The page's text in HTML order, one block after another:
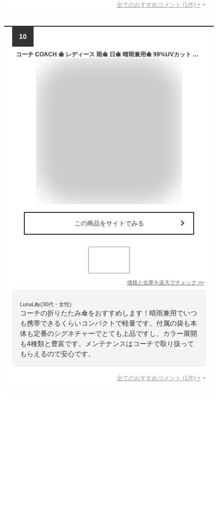
全てのおすすめコメント (1 件) >
10
コーチ COACH 傘 レディース 雨傘 日傘 晴雨兼用傘 99%UVカット 折りたたみ傘 かさ カサ ブラック 黒 ピンク C4322 ブランド 人気
この商品をサイトでみる
価格と在庫を楽天でチェック >>
LunaLilly(30代・女性)
コーチの折りたたみ傘をおすすめします！晴雨兼用でいつ
も携帯できるくらいコンパクトで軽量です。付属の袋も本
体も定番のシグネチャーでとても上品ですし、カラー展開
も4種類と豊富です。メンテナンスはコーチで取り扱って
もらえるので安心です。
全てのおすすめコメント (1 件) >